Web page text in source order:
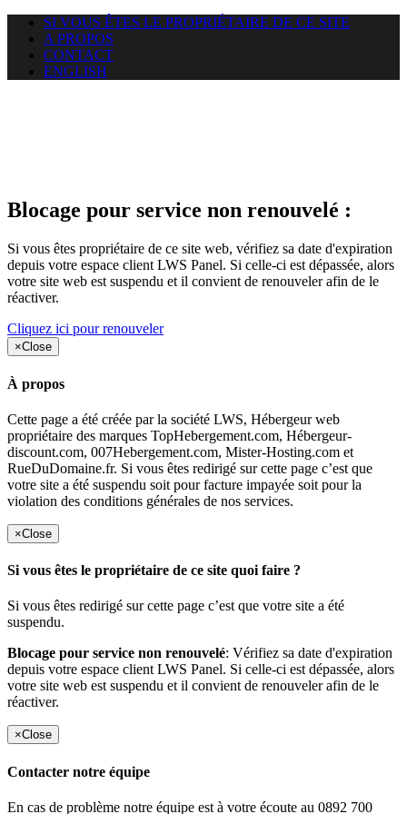
SI VOUS ÊTES LE PROPRIÉTAIRE DE CE SITE
A PROPOS
CONTACT
ENGLISH
Blocage pour service non renouvelé :
Si vous êtes propriétaire de ce site web, vérifiez sa date d'expiration
depuis votre espace client LWS Panel. Si celle-ci est dépassée, alors
votre site web est suspendu et il convient de renouveler afin de le
réactiver.
Cliquez ici pour renouveler
×Close
À propos
Cette page a été créée par la société LWS, Hébergeur web
propriétaire des marques TopHebergement.com, Hébergeur-
discount.com, 007Hebergement.com, Mister-Hosting.com et
RueDuDomaine.fr. Si vous êtes redirigé sur cette page c’est que
votre site a été suspendu soit pour facture impayée soit pour la
violation des conditions générales de nos services.
×Close
Si vous êtes le propriétaire de ce site quoi faire ?
Si vous êtes redirigé sur cette page c’est que votre site a été
suspendu.
Blocage pour service non renouvelé: Vérifiez sa date d'expiration
depuis votre espace client LWS Panel. Si celle-ci est dépassée, alors
votre site web est suspendu et il convient de renouveler afin de le
réactiver.
×Close
Contacter notre équipe
En cas de problème notre équipe est à votre écoute au 0892 700